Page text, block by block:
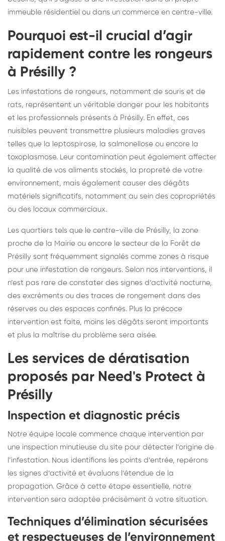
immeuble résidentiel ou dans un commerce en centre-ville.
Pourquoi est-il crucial d’agir
rapidement contre les rongeurs
à Présilly ?
Les infestations de rongeurs, notamment de souris et de
rats, représentent un véritable danger pour les habitants
et les professionnels présents à Présilly. En effet, ces
nuisibles peuvent transmettre plusieurs maladies graves
telles que la leptospirose, la salmonellose ou encore la
toxoplasmose. Leur contamination peut également affecter
la qualité de vos aliments stockés, la propreté de votre
environnement, mais également causer des dégâts
matériels significatifs, notamment au sein des copropriétés
ou des locaux commerciaux.
Les quartiers tels que le centre-ville de Présilly, la zone
proche de la Mairie ou encore le secteur de la Forêt de
Présilly sont fréquemment signalés comme zones à risque
pour une infestation de rongeurs. Selon nos interventions, il
n’est pas rare de constater des signes d’activité nocturne,
des excréments ou des traces de rongement dans des
réserves ou des espaces confinés. Plus la précoce
intervention est faite, moins les dégâts seront importants
et plus la maîtrise du problème sera aisée.
Les services de dératisation
proposés par Need's Protect à
Présilly
Inspection et diagnostic précis
Notre équipe locale commence chaque intervention par
une inspection minutieuse du site pour détecter l’origine de
l’infestation. Nous identifions les points d’entrée, repérons
les signes d’activité et évaluons l’étendue de la
propagation. Grâce à cette étape essentielle, notre
intervention sera adaptée précisément à votre situation.
Techniques d’élimination sécurisées
et respectueuses de l’environnement